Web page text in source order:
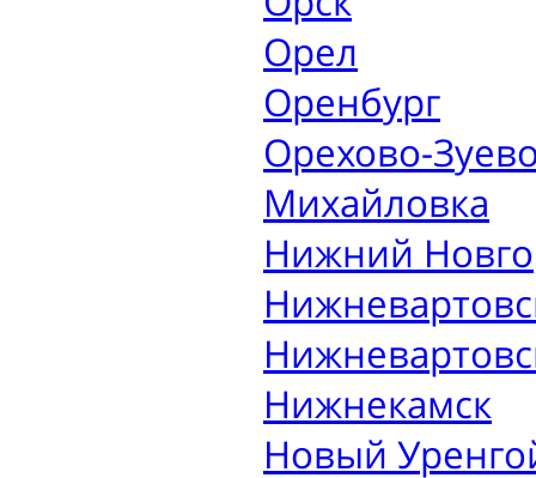
Орел
Оренбург
Орехово-
Михайловка
Нижний
Нижнекамск
Новый